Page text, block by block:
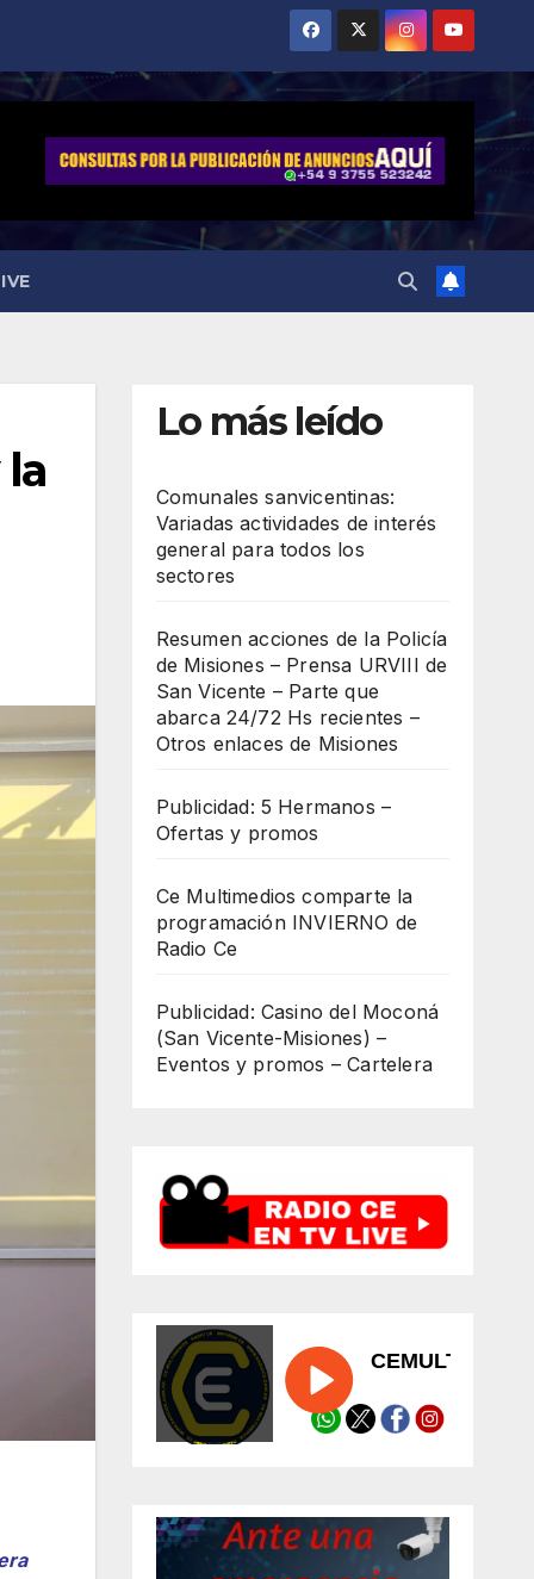
Lo más leído
Comunales sanvicentinas:
Variadas actividades de interés
general para todos los
sectores
Resumen acciones de la Policía
de Misiones – Prensa URVIII de
San Vicente – Parte que
abarca 24/72 Hs recientes –
Otros enlaces de Misiones
Publicidad: 5 Hermanos –
Ofertas y promos
Ce Multimedios comparte la
programación INVIERNO de
Radio Ce
Publicidad: Casino del Moconá
(San Vicente-Misiones) –
Eventos y promos – Cartelera